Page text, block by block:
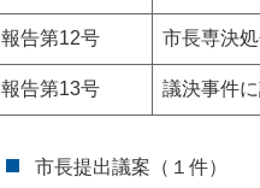
報告第12号 市長専決
報告第13号 議決事件
市長提出議案（１件）